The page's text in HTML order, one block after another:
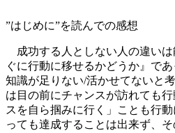
”はじめに”を読んでの感想
成功する人としない人の違い
ぐに行動に移せるかどうか』で
知識が足りない/活かせてないと
は目の前にチャンスが訪れても
スを自ら掴みに行く」ことも行
っても達成することは出来ず、そ